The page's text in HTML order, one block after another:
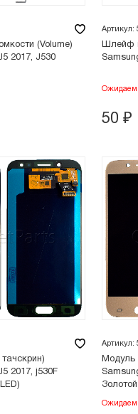
(Volume)
2017, J530
Артикул:
Шлейф
Ожидаем
50 ₽
2017, j530F
Артикул:
Модуль
Ожидаем